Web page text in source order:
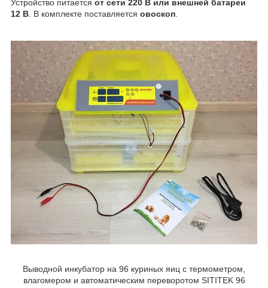
Устройство питается от сети 220 В или внешней батареи
12 В . В комплекте поставляется овоскоп
Выводной инкубатор на 96 куриных яиц с термометром,
влагомером и автоматическим переворотом SITITEK 96